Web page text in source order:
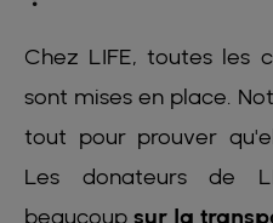
Chez LIFE, toutes les
sont mises en place.
tout pour prouver
Les donateurs de
beaucoup sur la